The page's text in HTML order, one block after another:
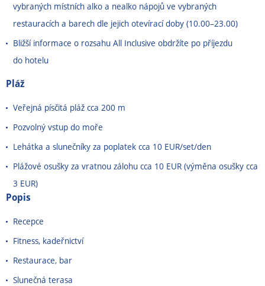
vybraných místních alko a nealko nápojů ve vybraných
restauracích a barech dle jejich otevírací doby (10.00⁠–⁠23.00)
Bližší informace o rozsahu All Inclusive obdržíte po příjezdu
do hotelu
Pláž
Veřejná písčitá pláž cca 200 m
Pozvolný vstup do moře
Lehátka a slunečníky za poplatek cca 10 EUR/set/den
Plážové osušky za vratnou zálohu cca 10 EUR (výměna osušky cca
3 EUR)
Popis
Recepce
Fitness, kadeřnictví
Restaurace, bar
Slunečná terasa